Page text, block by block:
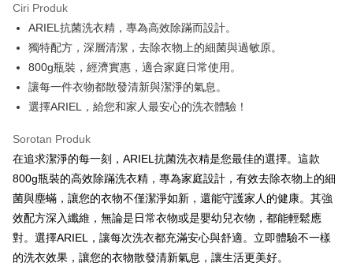
Easy Wallet
Google Pay
AFTEE
Deskripsi
Pertama, Mengenai Perkhidmatan AFTEE Beli Sekarang Bayar Kemudian
pengesahan AFTEE akan muncul.
3. Tiada bayaran diperlukan apabila pesanan disahkan. Produk akan
dihantar ke alamat yang ditetapkan.
4. Setelah pesanan disahkan, anda akan menerima SMS pembayaran
manakala ahli aplikasi akan menerima pemberitahuan tolak aplikasi
AFTEE.
5. Tiada bayaran diperlukan apabila anda menerima produk. Sila buat
pembayaran di empat kedai serbaneka utama, ATM atau perbankan
dalam talian dengan SMS pembayaran atau pemberitahuan tolak aplikasi
Pilihan Penghantaran
全家取貨付款
NT$60/pesanan | Penghantaran percuma untuk pesanan
NT$599 atau lebih
付款後全家取貨
Ciri Produk
ARIEL抗菌洗衣精，專為高效除蹣而設計。
獨特配方，深層清潔，去除衣物上的細菌與過敏原。
800g瓶裝，經濟實惠，適合家庭日常使用。
讓每一件衣物都散發清新與潔淨的氣息。
選擇ARIEL，給您和家人最安心的洗衣體驗！
Sorotan Produk
在追求潔淨的每一刻，ARIEL抗菌洗衣精是您最佳的選擇。這款
800g瓶裝的高效除蹣洗衣精，專為家庭設計，有效去除衣物上的細
菌與塵蟎，讓您的衣物不僅潔淨如新，還能守護家人的健康。其強
效配方深入纖維，無論是日常衣物或是嬰幼兒衣物，都能輕鬆應
對。選擇ARIEL，讓每次洗衣都充滿安心與舒適。立即體驗不一樣
的洗衣效果，讓您的衣物散發清新氣息，讓生活更美好。